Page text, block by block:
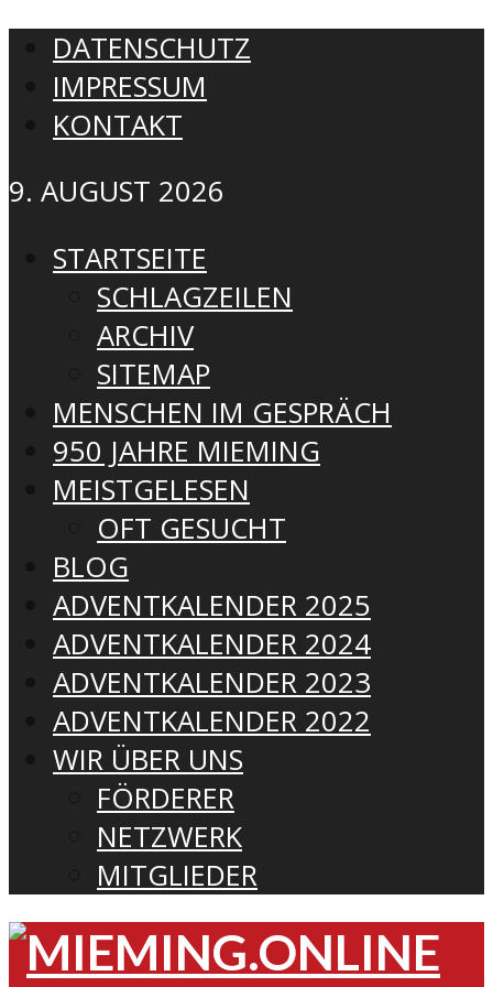
DATENSCHUTZ
IMPRESSUM
KONTAKT
9. AUGUST 2026
STARTSEITE
SCHLAGZEILEN
ARCHIV
SITEMAP
MENSCHEN IM GESPRÄCH
950 JAHRE MIEMING
MEISTGELESEN
OFT GESUCHT
BLOG
ADVENTKALENDER 2025
ADVENTKALENDER 2024
ADVENTKALENDER 2023
ADVENTKALENDER 2022
WIR ÜBER UNS
FÖRDERER
NETZWERK
MITGLIEDER